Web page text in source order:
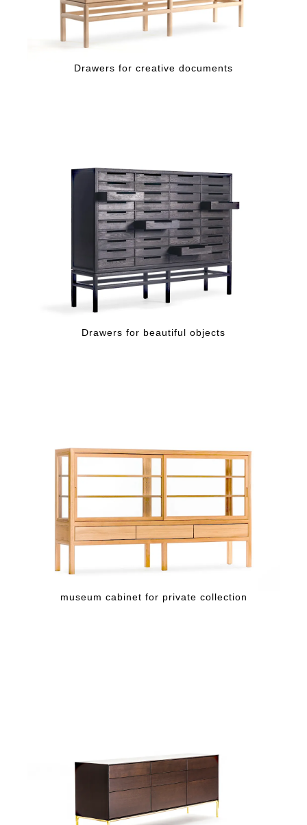
Drawers for creative documents
Drawers for beautiful objects
museum cabinet for private collection